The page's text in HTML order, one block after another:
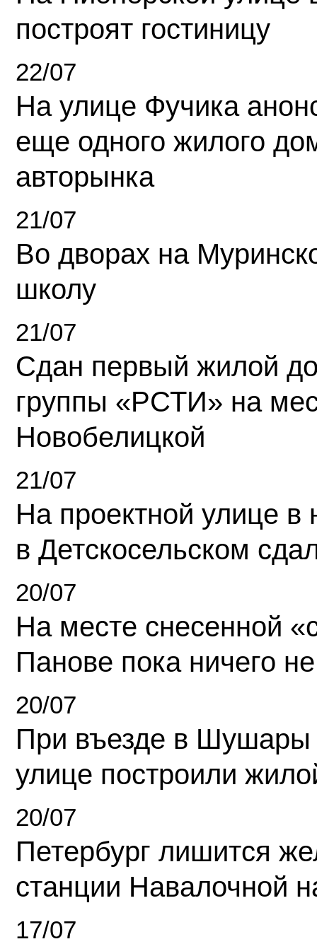
построят гостиницу
22/07
На улице Фучика
еще одного жилого
авторынка
21/07
Во дворах на
школу
21/07
Сдан первый жилой
группы «РСТИ» на
Новобелицкой
21/07
На проектной улице
в Детскосельском
20/07
На месте снесенной
Панове пока ничего
20/07
При въезде в Шушары
улице построили
20/07
Петербург лишится
станции Навалочной
17/07